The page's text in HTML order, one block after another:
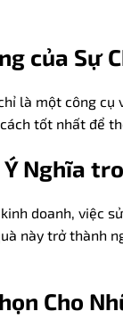
của Sự
là một công cụ
tốt nhất để
Nghĩa
doanh, việc
này trở thành
Cho